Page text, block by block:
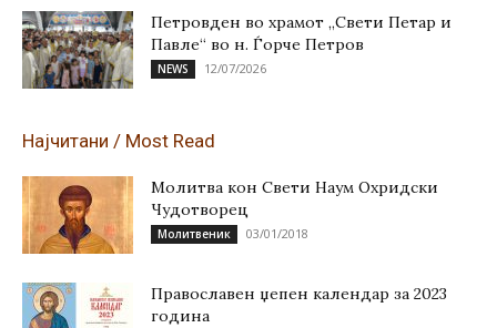
Петровден во храмот „Свети Петар и
Павле“ во н. Ѓорче Петров
NEWS 12/07/2026
Најчитани / Most Read
Молитва кон Свети Наум Охридски
Чудотворец
Молитвеник 03/01/2018
Православен џепен календар за 2023
година